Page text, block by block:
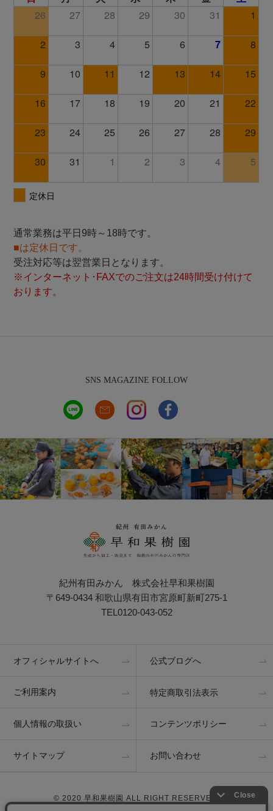
通常業務は平日9時～18時です。
■は定休日です。
受注対応等は翌営業日となります。
※インターネット･FAXでのご注文は24時間受け付けて
おります。
SNS MAGAZINE FOLLOW
紀州有田みかん 株式会社早和果樹園
〒649-0434 和歌山県有田市宮原町新町275-1
TEL0120-043-052
オフィシャルサイトへ 公式ブログへ
ご利用案内 特定商取引法表示
個人情報の取扱い コンテンツポリシー
サイトマップ お問い合わせ
© 2020 早和果樹園 ALL RIGHT RESERVED.